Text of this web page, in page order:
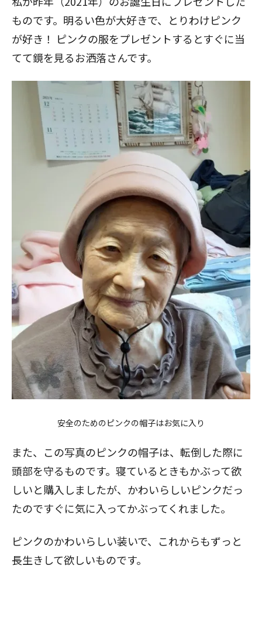
ものです。明るい色が大好きで、とりわけピンク
が好き！ ピンクの服をプレゼントするとすぐに当
てて鏡を見るお洒落さんです。
安全のためのピンクの帽子はお気に入り
また、この写真のピンクの帽子は、転倒した際に
頭部を守るものです。寝ているときもかぶって欲
しいと購入しましたが、かわいらしいピンクだっ
たのですぐに気に入ってかぶってくれました。
ピンクのかわいらしい装いで、これからもずっと
長生きして欲しいものです。
閉じる